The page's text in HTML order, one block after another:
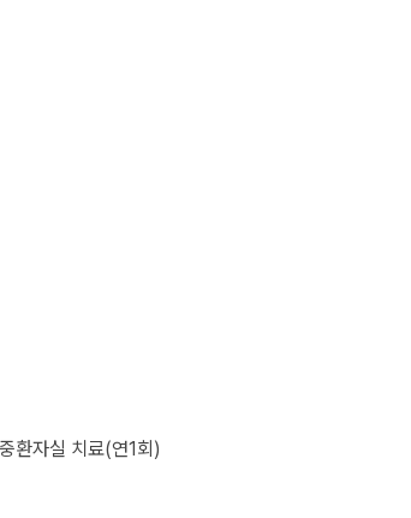
환자실 치료(연1회)